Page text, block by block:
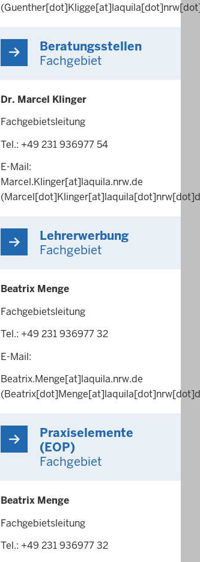
Beratungsstellen
Fachgebiet
Dr. Marcel Klinger
Fachgebietsleitung
Tel.: +49 231 936977 54
E-Mail:
Marcel.Klinger[at]laquila.nrw.de
Lehrerwerbung
Fachgebiet
Beatrix Menge
Fachgebietsleitung
Tel.: +49 231 936977 32
E-Mail:
Beatrix.Menge[at]laquila.nrw.de
Praxiselemente
(EOP)
Fachgebiet
Beatrix Menge
Fachgebietsleitung
Tel.: +49 231 936977 32